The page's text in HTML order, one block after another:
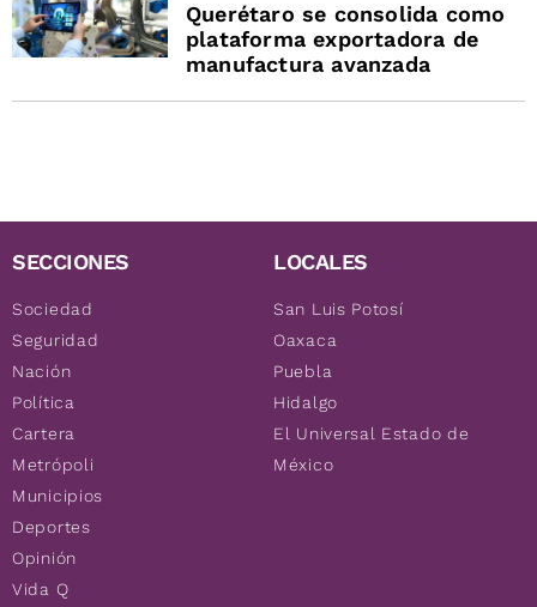
Querétaro se consolida como
plataforma exportadora de
manufactura avanzada
SECCIONES
Sociedad
Seguridad
Nación
Política
Cartera
Metrópoli
Municipios
Deportes
Opinión
Vida Q
LOCALES
San Luis Potosí
Oaxaca
Puebla
Hidalgo
El Universal Estado de
México